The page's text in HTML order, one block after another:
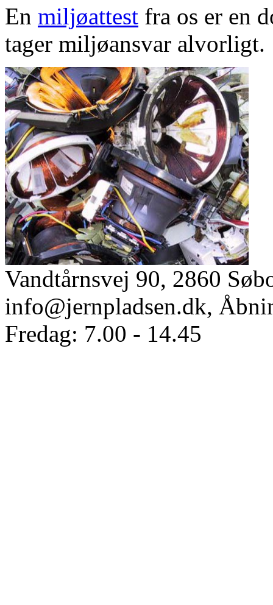
En miljøattest fra os er en
tager miljøansvar alvorligt.
Vandtårnsvej 90, 2860
info@jernpladsen.dk,
Fredag: 7.00 - 14.45